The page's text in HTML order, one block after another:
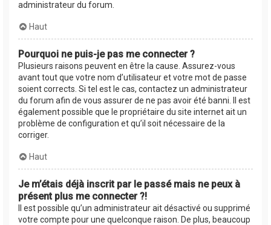
administrateur du forum.
Haut
Pourquoi ne puis-je pas me connecter ?
Plusieurs raisons peuvent en être la cause. Assurez-vous
avant tout que votre nom d’utilisateur et votre mot de passe
soient corrects. Si tel est le cas, contactez un administrateur
du forum afin de vous assurer de ne pas avoir été banni. Il est
également possible que le propriétaire du site internet ait un
problème de configuration et qu’il soit nécessaire de la
corriger.
Haut
Je m’étais déjà inscrit par le passé mais ne peux à
présent plus me connecter ?!
Il est possible qu’un administrateur ait désactivé ou supprimé
votre compte pour une quelconque raison. De plus, beaucoup